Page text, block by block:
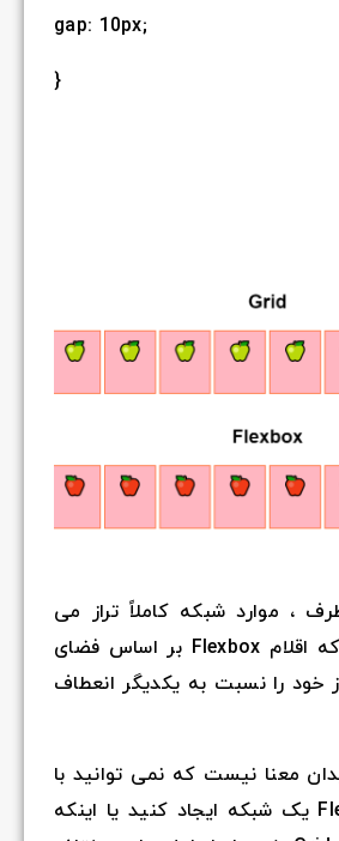
gap: 10px;
}
، موارد شبکه کاملاً تراز می
شوند ، در حالی که اقلام Flexbox بر اساس فضای
خود را نسبت به یکدیگر انعطاف
معنا نیست که نمی توانید با
استفاده از Flexbox یک شبکه ایجاد کنید یا اینکه